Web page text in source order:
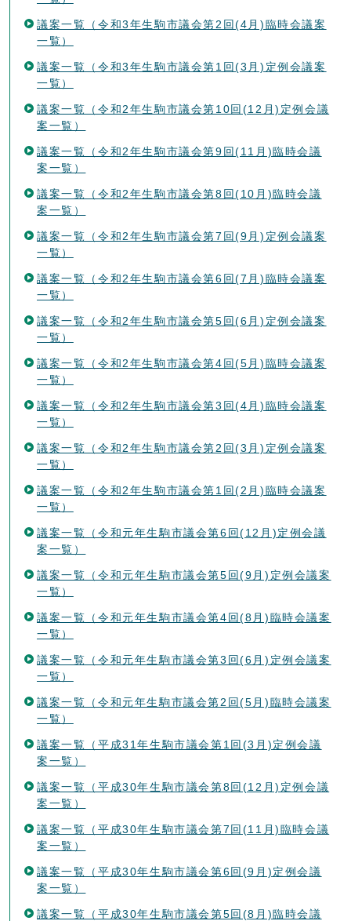
議案一覧（令和3年生駒市議会第2回(4月)臨時会議案
一覧）
議案一覧（令和3年生駒市議会第1回(3月)定例会議案
一覧）
議案一覧（令和2年生駒市議会第10回(12月)定例会議
案一覧）
議案一覧（令和2年生駒市議会第9回(11月)臨時会議
案一覧）
議案一覧（令和2年生駒市議会第8回(10月)臨時会議
案一覧）
議案一覧（令和2年生駒市議会第7回(9月)定例会議案
一覧）
議案一覧（令和2年生駒市議会第6回(7月)臨時会議案
一覧）
議案一覧（令和2年生駒市議会第5回(6月)定例会議案
一覧）
議案一覧（令和2年生駒市議会第4回(5月)臨時会議案
一覧）
議案一覧（令和2年生駒市議会第3回(4月)臨時会議案
一覧）
議案一覧（令和2年生駒市議会第2回(3月)定例会議案
一覧）
議案一覧（令和2年生駒市議会第1回(2月)臨時会議案
一覧）
議案一覧（令和元年生駒市議会第6回(12月)定例会議
案一覧）
議案一覧（令和元年生駒市議会第5回(9月)定例会議案
一覧）
議案一覧（令和元年生駒市議会第4回(8月)臨時会議案
一覧）
議案一覧（令和元年生駒市議会第3回(6月)定例会議案
一覧）
議案一覧（令和元年生駒市議会第2回(5月)臨時会議案
一覧）
議案一覧（平成31年生駒市議会第1回(3月)定例会議
案一覧）
議案一覧（平成30年生駒市議会第8回(12月)定例会議
案一覧）
議案一覧（平成30年生駒市議会第7回(11月)臨時会議
案一覧）
議案一覧（平成30年生駒市議会第6回(9月)定例会議
案一覧）
議案一覧（平成30年生駒市議会第5回(8月)臨時会議